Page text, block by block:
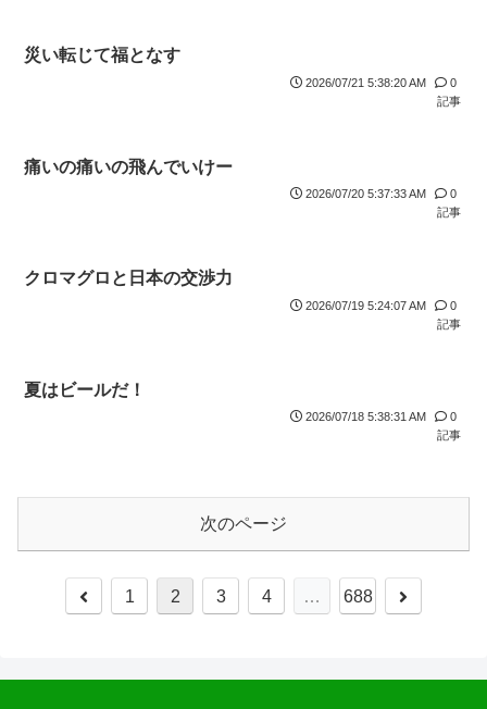
災い転じて福となす
2026/07/21 5:38:20 AM
0
記事
痛いの痛いの飛んでいけー
2026/07/20 5:37:33 AM
0
記事
クロマグロと日本の交渉力
2026/07/19 5:24:07 AM
0
記事
夏はビールだ！
2026/07/18 5:38:31 AM
0
記事
次のページ
1 2 3 4 … 688